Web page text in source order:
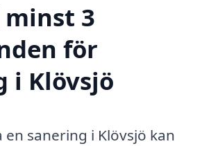
3
för
i Klövsjö
sanering i Klövsjö kan